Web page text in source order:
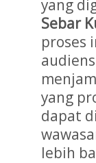
yang
Sebar
proses
yang
dapat
lebih